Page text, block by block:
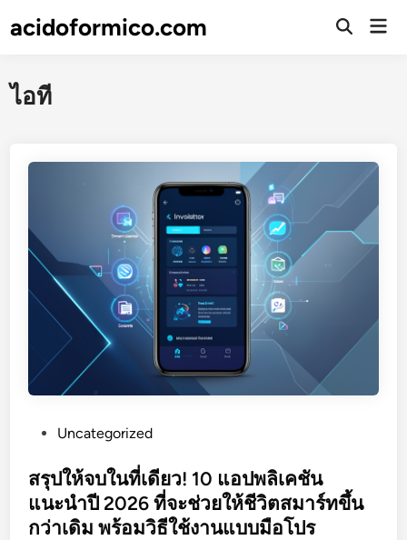
toacidoformico.com
Open
ไอที
s
t
e
Uncategorized
สรุปให้จบในที่เดียว! 10 แอปพลิเคชัน
แนะนำปี 2026 ที่จะช่วยให้ชีวิตสมาร์ทขึ้น
กว่าเดิม พร้อมวิธีใช้งานแบบมือโปร